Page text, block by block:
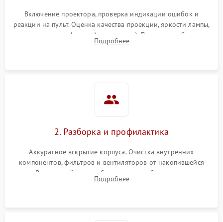
Включение проектора, проверка индикации ошибок и
реакции на пульт. Оценка качества проекции, яркости лампы,
наличия артефактов (точки, пятна). Проверка работы
системы охлаждения по уровню шума вентиляторов.
Подробнее
2. Разборка и профилактика
Аккуратное вскрытие корпуса. Очистка внутренних
компонентов, фильтров и вентиляторов от накопившейся
пыли. Визуальный осмотр блока питания, балласта лампы и
материнской платы на наличие прогаров или вздутых
Подробнее